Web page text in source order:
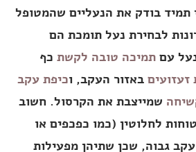
תמיד בודק את הנעליים שהמטופל
לבחירת נעל תומכת הם
עם תמיכה טובה לקשתכף
זעזועיםבאזור העקב, וכיפת עקב
שמייצבת את הקרסול. חשוב
לחלוטין (כמו כפכפים או
גבוה, שכן שתיהן מפעילות